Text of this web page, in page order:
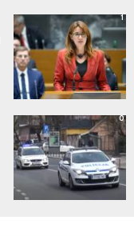
1
0